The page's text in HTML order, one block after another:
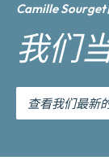
Camille Sourget
我们
查看我们最新